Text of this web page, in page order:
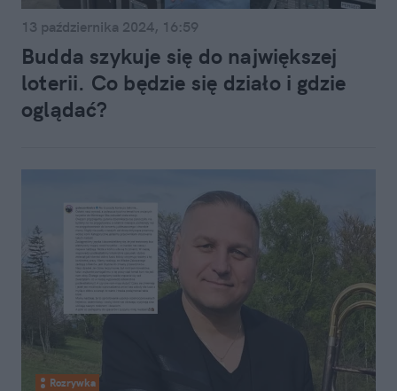
13 października 2024, 16:59
Budda szykuje się do największej
loterii. Co będzie się działo i gdzie
oglądać?
Rozrywka